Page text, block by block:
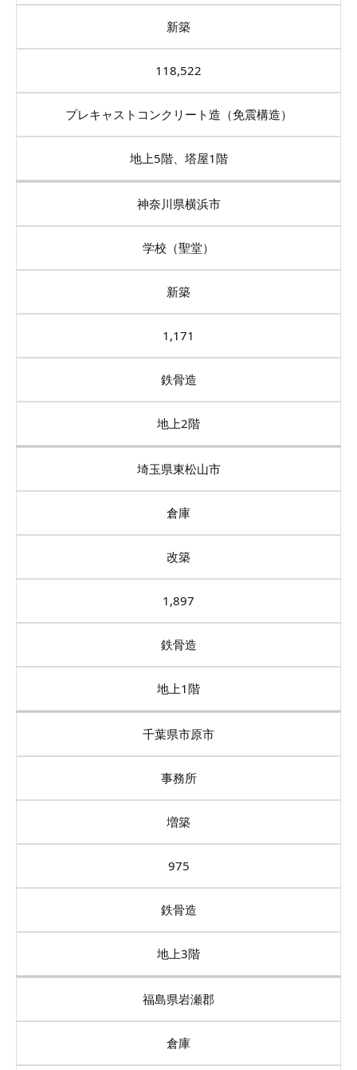
新築
118,522
プレキャストコンクリート造（免震構造）
地上5階、塔屋1階
神奈川県横浜市
学校（聖堂）
新築
1,171
鉄骨造
地上2階
埼玉県東松山市
倉庫
改築
1,897
鉄骨造
地上1階
千葉県市原市
事務所
増築
975
鉄骨造
地上3階
福島県岩瀬郡
倉庫